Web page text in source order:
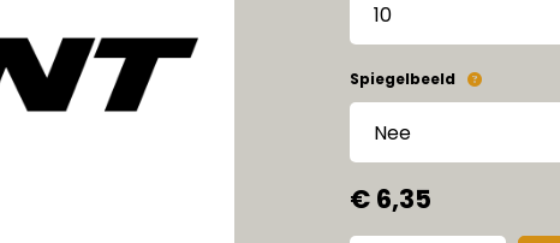
Spiegelbeeld
€ 6,35